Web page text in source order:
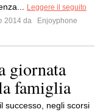
Leggere il seguito
2014 da
Enjoyphone
giornata
famiglia
successo, negli scorsi